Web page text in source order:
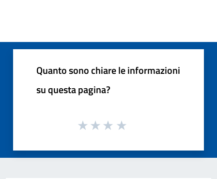
Quanto sono chiare le informazioni
su questa pagina?